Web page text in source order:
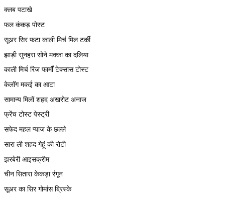
क्लब पटाखे
फल कंकड़ पोस्ट
सूअर सिर फटा काली मिर्च मिल टर्की
झाड़ी सुनहरा सोने मक्का का दलिया
काली मिर्च रिज फार्मों टेक्सास टोस्ट
केलॉग मकई का आटा
सामान्य मिलों शहद अखरोट अनाज
फ्रेंच टोस्ट पेस्ट्री
सफेद महल प्याज के छल्ले
सारा ली शहद गेहूं की रोटी
झरबेरी आइसक्रीम
चीन सितारा केकड़ा रंगून
सूअर का सिर गोमांस ब्रिस्के